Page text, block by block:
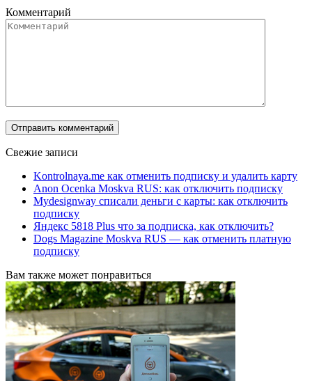
Комментарий
Свежие записи
Kontrolnaya.me как отменить подписку и удалить карту
Anon Ocenka Moskva RUS: как отключить подписку
Mydesignway списали деньги с карты: как отключить
подписку
Яндекс 5818 Plus что за подписка, как отключить?
Dogs Magazine Moskva RUS — как отменить платную
подписку
Вам также может понравиться